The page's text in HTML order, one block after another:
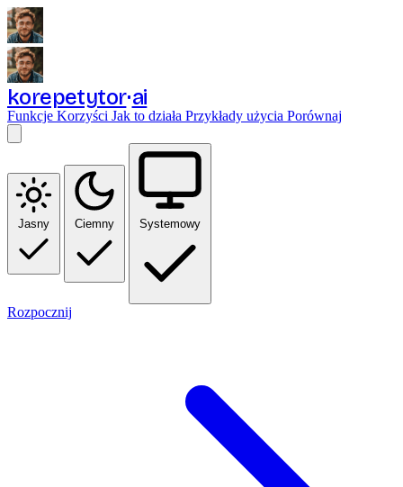
korepetytor ai
Funkcje Korzyści Jak to działa Przykłady użycia Porównaj
Jasny Ciemny Systemowy
Rozpocznij